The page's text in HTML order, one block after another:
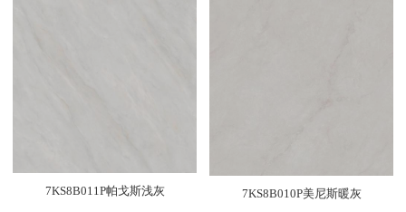
7KS8B011P帕戈斯浅灰 7KS8B010P美尼斯暖灰